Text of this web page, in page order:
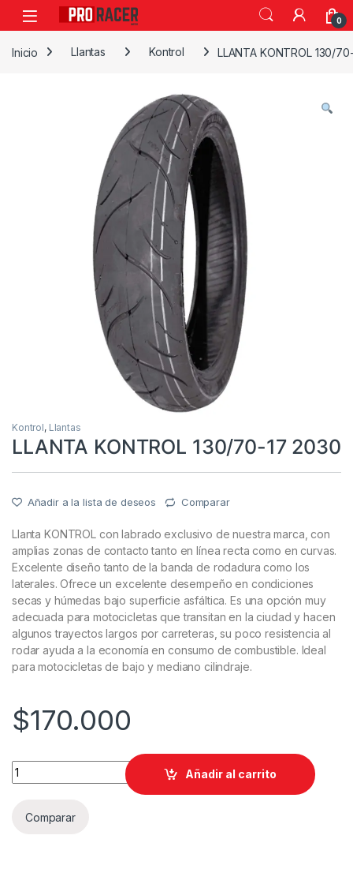
0
Inicio Llantas Kontrol LLANTA KONTROL 130/
Kontrol, Llantas
LLANTA KONTROL 130/70-17 2030
Añadir a la lista de deseos Comparar
Llanta KONTROL con labrado exclusivo de nuestra marca, con
amplias zonas de contacto tanto en línea recta como en curvas.
Excelente diseño tanto de la banda de rodadura como los
laterales. Ofrece un excelente desempeño en condiciones
secas y húmedas bajo superficie asfáltica. Es una opción muy
adecuada para motocicletas que transitan en la ciudad y hacen
algunos trayectos largos por carreteras, su poco resistencia al
rodar ayuda a la economía en consumo de combustible. Ideal
para motocicletas de bajo y mediano cilindraje.
$170.000
LLANTA KONTROL 130/70-17 2030 quantity
Añadir al carrito
Comparar